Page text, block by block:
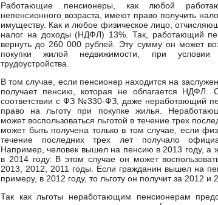
Работающие пенсионеры, как любой
непенсионного возраста, имеют право получить
имуществу. Как и любое физическое лицо,
налог на доходы (НДФЛ) 13%. Так, работающий
вернуть до 260 000 рублей. Эту сумму он может
покупки жилой недвижимости, при условии
трудоустройства.
В том случае, если пенсионер находится на
получает пенсию, которая не облагается НДФЛ.
соответствии с ФЗ №330-ФЗ, даже неработающий
право на льготу при покупке жилья.
может воспользоваться льготой в течение трех
может быть получена только в том случае, если
течение последних трех лет получало
Например, человек вышел на пенсию в 2013 году, а
в 2014 году. В этом случае он может
2013, 2012, 2011 годы. Если гражданин вышел на
примеру, в 2012 году, то льготу он получит за 2012 и
Так как льготы неработающим пенсионерам